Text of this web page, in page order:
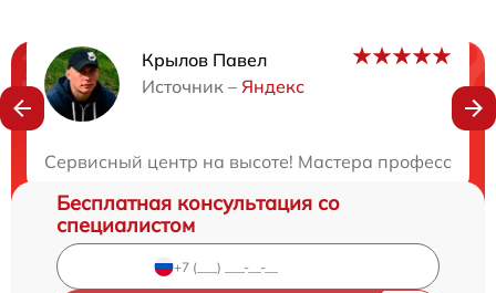
Крылов Павел
Источник – Яндекс
Сервисный центр на высоте! Мастера
Нужна консультация?
Бесплатная консультация со
специалистом